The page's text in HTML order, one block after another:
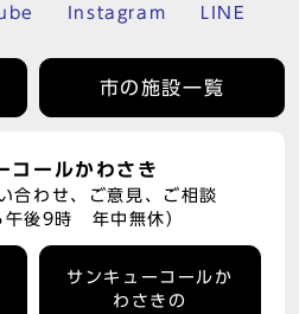
Instagram LINE
市の施設一覧
コールかわさき
合わせ、ご意見、ご相談
午後9時 年中無休）
サンキューコールか
わさきの